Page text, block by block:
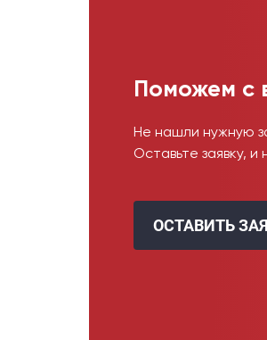
Поможем с
Не нашли нужную
Оставьте заявку,
ОСТАВИТЬ